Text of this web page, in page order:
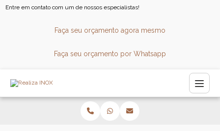
Entre em contato com um de nossos especialistas!
Faça seu orçamento agora mesmo
Faça seu orçamento por Whatsapp